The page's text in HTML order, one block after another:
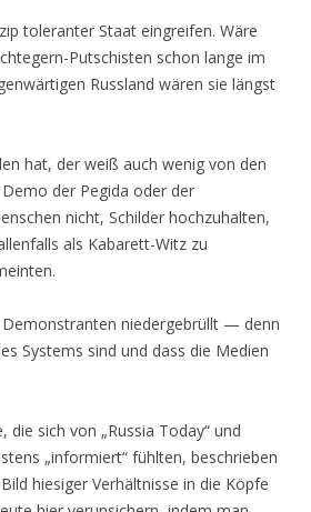
toleranter Staat eingreifen. Wäre
Putschisten schon lange im
Russland wären sie längst
hat, der weiß auch wenig von den
der Pegida oder der
nicht, Schilder hochzuhalten,
als Kabarett-Witz zu
niedergebrüllt — denn
Systems sind und dass die Medien
sich von „Russia Today“ und
„informiert“ fühlten, beschrieben
hiesiger Verhältnisse in die Köpfe